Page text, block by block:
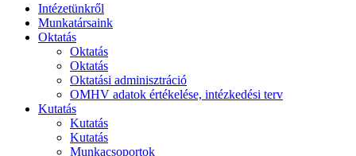
Intézetünkről
Munkatársaink
Oktatás
Oktatás
Oktatás
Oktatási adminisztráció
OMHV adatok értékelése, intézkedési terv
Kutatás
Kutatás
Kutatás
Munkacsoportok